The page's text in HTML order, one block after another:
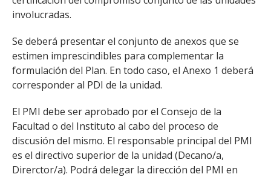
involucradas.
Se deberá presentar el conjunto de anexos que se
estimen imprescindibles para complementar la
formulación del Plan. En todo caso, el Anexo 1 deberá
corresponder al PDI de la unidad.
El PMI debe ser aprobado por el Consejo de la
Facultad o del Instituto al cabo del proceso de
discusión del mismo. El responsable principal del PMI
es el directivo superior de la unidad (Decano/a,
Direrctor/a). Podrá delegar la dirección del PMI en